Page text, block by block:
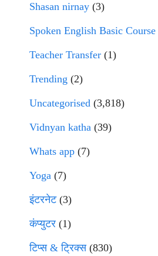
Shasan nirnay (3)
Spoken English Basic Course
Teacher Transfer (1)
Trending (2)
Uncategorised (3,818)
Vidnyan katha (39)
Whats app (7)
Yoga (7)
इंटरनेट(3)
कंप्युटर (1)
टिप्स & ट्रिक्स(830)